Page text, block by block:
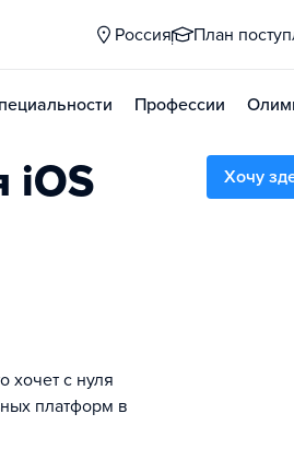
Россия План
Профессии
iOS
хочет с нуля
платформ в
Хочу